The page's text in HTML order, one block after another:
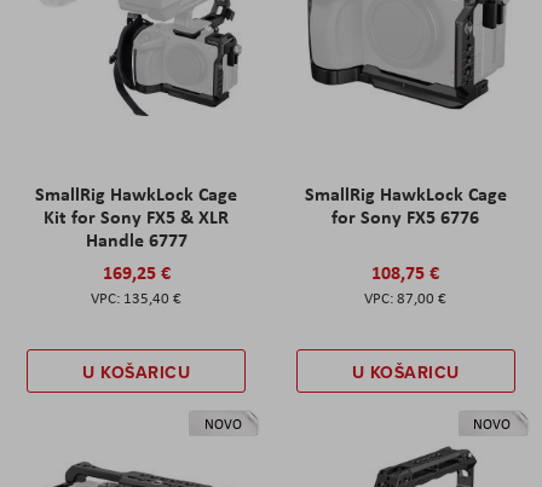
SmallRig HawkLock Cage
Kit for Sony FX5 & XLR
Handle 6777
169,25 €
135,40 €
U KOŠARICU
SmallRig HawkLock Cage
for Sony FX5 6776
108,75 €
87,00 €
U KOŠARICU
NOVO NOVO